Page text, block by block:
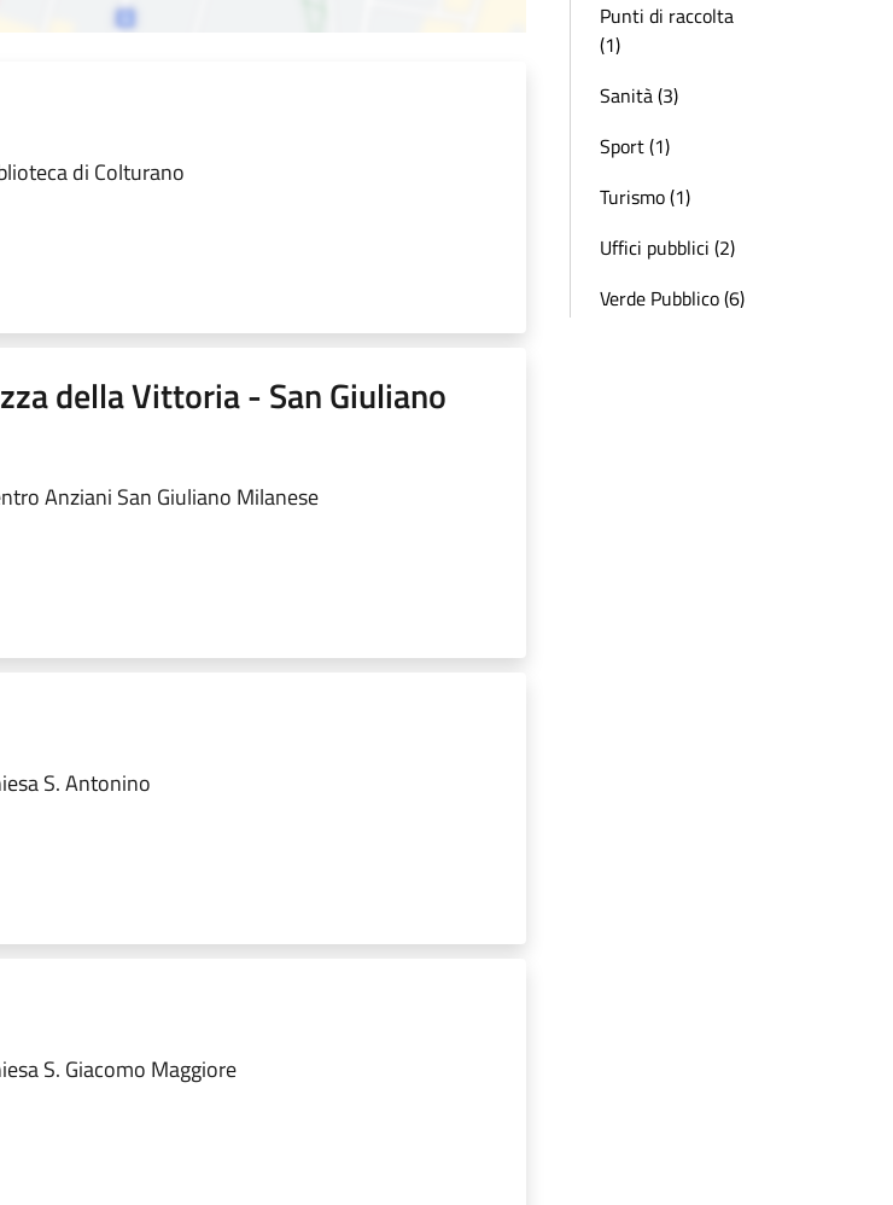
di Colturano
della Vittoria - San Giuliano
Anziani San Giuliano Milanese
S. Antonino
S. Giacomo Maggiore
Punti di raccolta
(1)
Sanità (3)
Sport (1)
Turismo (1)
Uffici pubblici (2)
Verde Pubblico (6)